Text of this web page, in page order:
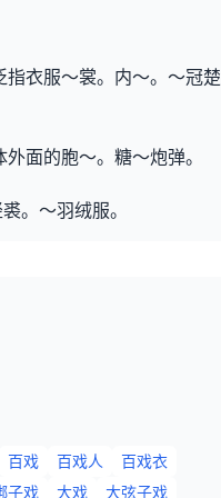
衣服～裳。内～。～冠楚
面的胞～。糖～炮弹。
。～羽绒服。
百戏 百戏人
百戏衣
子戏 大戏
大弦子戏